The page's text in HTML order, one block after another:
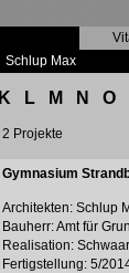
Schlup Max
K L M N O
2 Projekte
Gymnasium
Architekten: Schlup
Bauherr: Amt für
Realisation:
Fertigstellung: 5/